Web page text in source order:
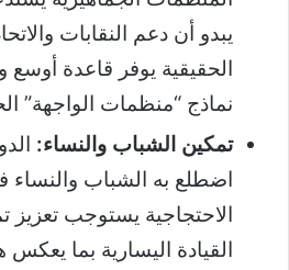
يبدو أن دعم النقابات
الحقيقية يوفر قاعدة أوسع
نماذج “منظمات الواجهة”
تمكين الشباب والنساء:
اضطلع به الشباب والنساء
الاحتجاجية يستوجب تعزيز
القيادة اليسارية بما يعكس